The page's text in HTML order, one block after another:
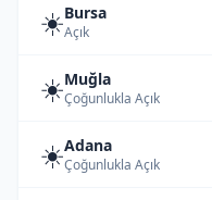
☀️Bursa
Açık
☀️Muğla
Çoğunlukla Açık
☀️Adana
Çoğunlukla Açık